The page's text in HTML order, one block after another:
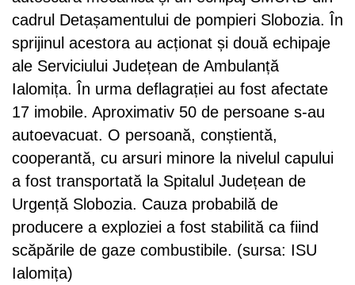
cadrul Detașamentului de pompieri Slobozia. În
sprijinul acestora au acționat și două echipaje
ale Serviciului Județean de Ambulanță
Ialomița. În urma deflagrației au fost afectate
17 imobile. Aproximativ 50 de persoane s-au
autoevacuat. O persoană, conștientă,
cooperantă, cu arsuri minore la nivelul capului
a fost transportată la Spitalul Județean de
Urgență Slobozia. Cauza probabilă de
producere a exploziei a fost stabilită ca fiind
scăpările de gaze combustibile. (sursa: ISU
Ialomița)